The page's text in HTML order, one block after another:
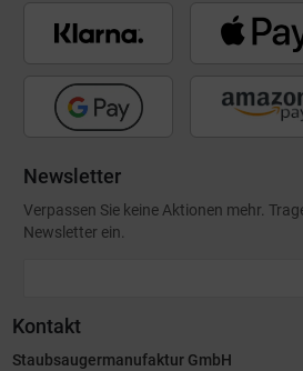
Newsletter
Verpassen Sie keine Aktionen mehr.
Newsletter ein.
Kontakt
Staubsaugermanufaktur GmbH